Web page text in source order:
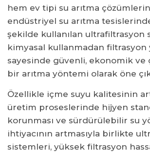
Ultrafiltrasyon Membranlarının Ömrü
Ultrafiltrasyon ve Mikrofiltrasyon
Nedir?
Ultrafiltrasyon Sistemleri Güneş
Çalıştırılabilir mi?
Deniz Suyu Arıtılmasında
Kullanılır mı?
hem ev tipi su arıtma
endüstriyel su arıtma
şekilde kullanılan ultrafiltrasyon
kimyasal kullanmadan filtrasyon
sayesinde güvenli, ekonomik ve
bir arıtma yöntemi olarak öne
Özellikle içme suyu kalitesinin
üretim proseslerinde hijyen
korunması ve sürdürülebilir su
ihtiyacının artmasıyla birlikte
sistemleri, yüksek filtrasyon